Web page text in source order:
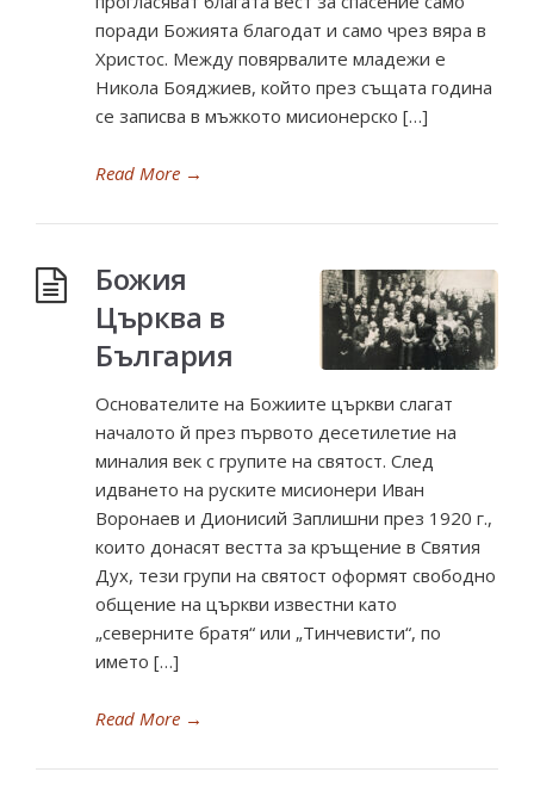
поради Божията благодат и само чрез вяра в
Христос. Между повярвалите младежи е
Никола Бояджиев, който през същата година
се записва в мъжкото мисионерско […]
Read More →
Божия
Църква в
България
Основателите на Божиите църкви слагат
началото й през първото десетилетие на
миналия век с групите на святост. След
идването на руските мисионери Иван
Воронаев и Дионисий Заплишни през 1920 г.,
които донасят вестта за кръщение в Святия
Дух, тези групи на святост оформят свободно
общение на църкви известни като
„северните братя“ или „Тинчевисти“, по
името […]
Read More →